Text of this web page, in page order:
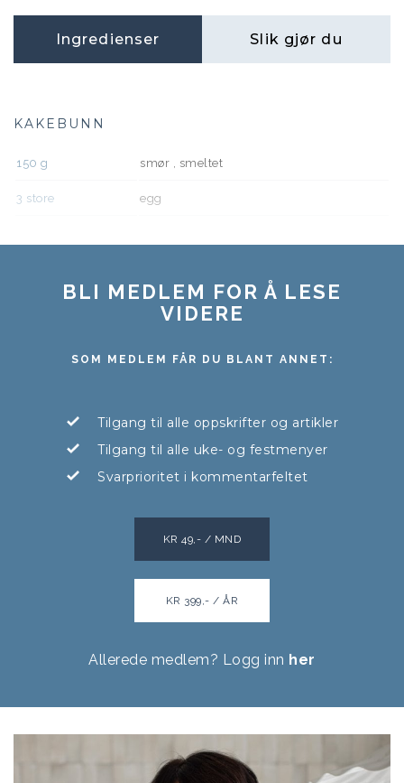
Ingredienser Slik gjør du
KAKEBUNN
150 g smør , smeltet
3 store egg
BLI MEDLEM FOR Å LESE
VIDERE
SOM MEDLEM FÅR DU BLANT ANNET:
Tilgang til alle oppskrifter og artikler
Tilgang til alle uke- og festmenyer
Svarprioritet i kommentarfeltet
KR 49,- / MND
KR 399,- / ÅR
Allerede medlem? Logg inn her